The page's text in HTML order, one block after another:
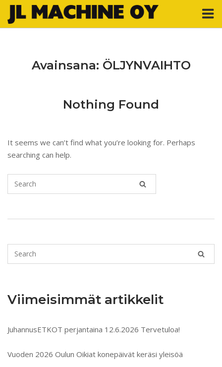
Skip
content
Avainsana: ÖLJYNVAIHTO
Nothing Found
It seems we can’t find what you’re looking for. Perhaps
searching can help.
Viimeisimmät artikkelit
JuhannusETKOT perjantaina 12.6.2026 Tervetuloa!
Vuoden 2026 Oulun Oikiat konepäivät keräsi yleisöä